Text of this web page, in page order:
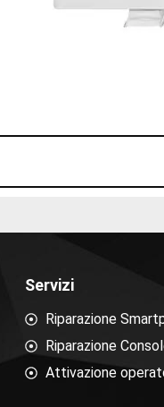
Servizi
Riparazione
Riparazione
Attivazione